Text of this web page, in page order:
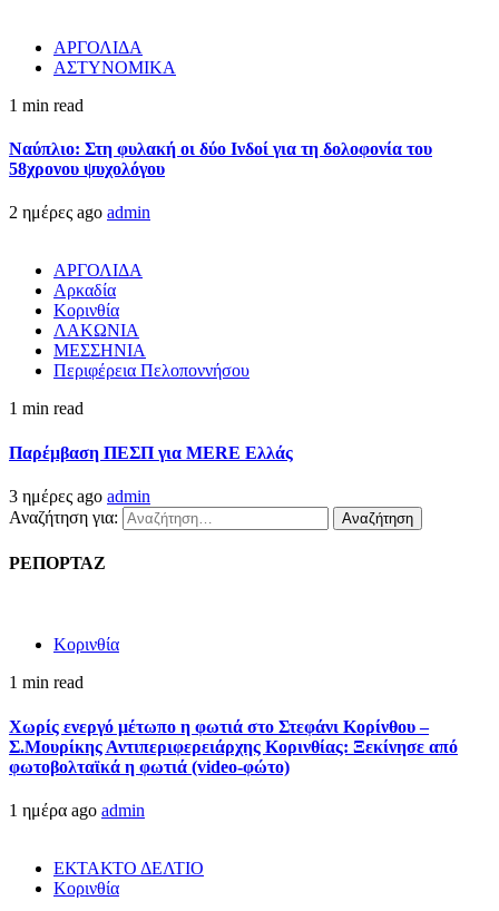
ΑΡΓΟΛΙΔΑ
ΑΣΤΥΝΟΜΙΚΑ
1 min read
Ναύπλιο: Στη φυλακή οι δύο Ινδοί για τη δολοφονία του
58χρονου ψυχολόγου
2 ημέρες ago admin
ΑΡΓΟΛΙΔΑ
Αρκαδία
Κορινθία
ΛΑΚΩΝΙΑ
ΜΕΣΣΗΝΙΑ
Περιφέρεια Πελοποννήσου
1 min read
Παρέμβαση ΠΕΣΠ για MERE Ελλάς
3 ημέρες ago admin
Αναζήτηση για:
ΡΕΠΟΡΤΑΖ
Κορινθία
1 min read
Χωρίς ενεργό μέτωπο η φωτιά στο Στεφάνι Κορίνθου –
Σ.Μουρίκης Αντιπεριφερειάρχης Κορινθίας: Ξεκίνησε από
φωτοβολταϊκά η φωτιά (video-φώτο)
1 ημέρα ago admin
ΕΚΤΑΚΤΟ ΔΕΛΤΙΟ
Κορινθία